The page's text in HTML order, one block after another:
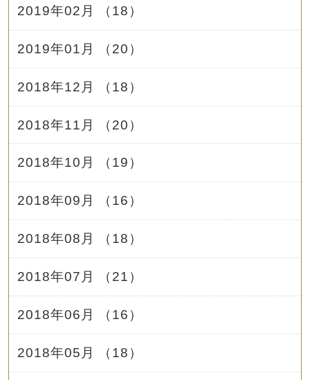
2019年02月 （18）
2019年01月 （20）
2018年12月 （18）
2018年11月 （20）
2018年10月 （19）
2018年09月 （16）
2018年08月 （18）
2018年07月 （21）
2018年06月 （16）
2018年05月 （18）